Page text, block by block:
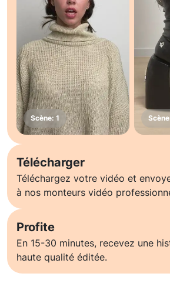
Télécharger
Téléchargez votre vidéo et
à nos monteurs vidéo
Profite
En 15-30 minutes, recevez une
haute qualité éditée.